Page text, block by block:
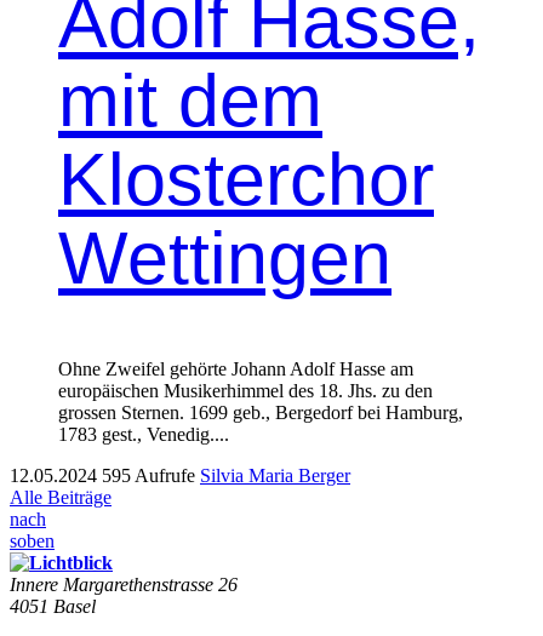
Adolf Hasse,
mit dem
Klosterchor
Wettingen
Ohne Zweifel gehörte Johann Adolf Has­se am
europäis­chen Musik­er­him­mel des 18. Jhs. zu den
grossen Ster­nen. 1699 geb., Berge­dorf bei Ham­burg,
1783 gest., Venedig....
12.05.2024 595 Aufrufe Silvia Maria Berger
Alle Beiträge
nach
soben
Innere Mar­garethen­strasse 26
4051 Basel